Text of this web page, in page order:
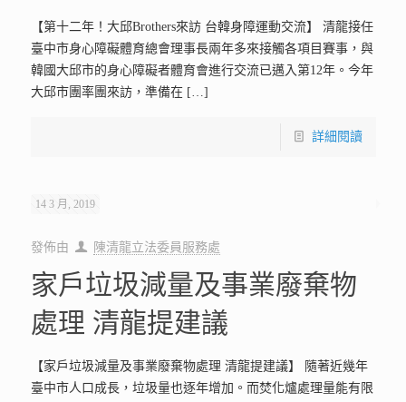
【第十二年！大邱Brothers來訪 台韓身障運動交流】 清龍接任
臺中市身心障礙體育總會理事長兩年多來接觸各項目賽事，與
韓國大邱市的身心障礙者體育會進行交流已邁入第12年。今年
大邱市團率團來訪，準備在[…]
詳細閱讀
14 3 月, 2019
發佈由 陳清龍立法委員服務處
家戶垃圾減量及事業廢棄物
處理 清龍提建議
【家戶垃圾減量及事業廢棄物處理 清龍提建議】 隨著近幾年
臺中市人口成長，垃圾量也逐年增加。而焚化爐處理量能有限